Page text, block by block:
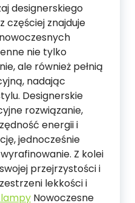
designerskiego
częściej znajduje
nie tylko
ale również pełnią
nadając
Designerskie
rozwiązanie,
energii i
jednocześnie
Z kolei
przejrzystości i
lekkości i
Nowoczesne